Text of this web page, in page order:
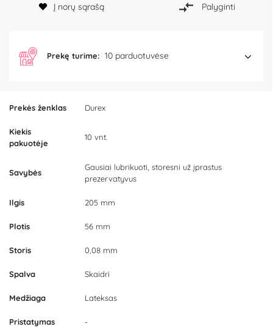
Prekės ženklas Durex
Kiekis
pakuotėje
10 vnt.
Savybės
Gausiai lubrikuoti, storesni už įprastus
prezervatyvus
Ilgis 205 mm
Plotis 56 mm
Storis 0,08 mm
Spalva Skaidri
Medžiaga Lateksas
Pristatymas -
Į norų sąrašą Palyginti
Prekę turime: 10 parduotuvėse